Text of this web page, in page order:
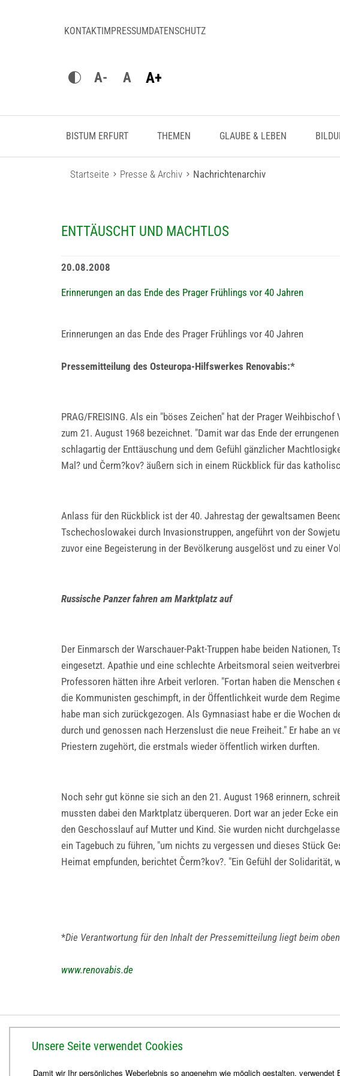
KONTAKTIMPRESSUMDATENSCHUTZ
A- A A+
BISTUM ERFURT THEMEN GLAUBE & LEBEN
Startseite Presse & Archiv Nachrichtenarchiv
ENTTÄUSCHT UND MACHTLOS
20.08.2008
Erinnerungen an das Ende des Prager Frühlings vor 40 Jahren
Erinnerungen an das Ende des Prager Frühlings vor 40 Jahren
Pressemitteilung des Osteuropa-Hilfswerkes Renovabis:*
PRAG/FREISING. Als ein "böses Zeichen" hat der Prager
zum 21. August 1968 bezeichnet. "Damit war das Ende der
schlagartig der Enttäuschung und dem Gefühl gänzlicher
Mal? und Čerm?kov? äußern sich in einem Rückblick für das
Anlass für den Rückblick ist der 40. Jahrestag der gewaltsamen
Tschechoslowakei durch Invasionstruppen, angeführt von der
zuvor eine Begeisterung in der Bevölkerung ausgelöst und zu einer
Russische Panzer fahren am Marktplatz auf
Der Einmarsch der Warschauer-Pakt-Truppen habe beiden
eingesetzt. Apathie und eine schlechte Arbeitsmoral seien
Professoren hätten ihre Arbeit verloren. "Fortan haben die
die Kommunisten geschimpft, in der Öffentlichkeit wurde dem
habe man sich zurückgezogen. Als Gymnasiast habe er die Wochen
durch und genossen nach Herzenslust die neue Freiheit." Er habe
Priestern zugehört, die erstmals wieder öffentlich wirken durften.
Noch sehr gut könne sie sich an den 21. August 1968 erinnern,
mussten dabei den Marktplatz überqueren. Dort war an jeder Ecke
den Geschosslauf auf Mutter und Kind. Sie wurden nicht
ein Tagebuch zu führen, "um nichts zu vergessen und dieses Stück
Heimat empfunden, berichtet Čerm?kov?. "Ein Gefühl der
*Die Verantwortung für den Inhalt der Pressemitteilung liegt beim
www.renovabis.de
BISTUM ERFURT
Bischöfliches Ordinariat
Unsere Seite verwendet Cookies
Damit wir Ihr persönliches Weberlebnis so angenehm wie möglich gestalten,